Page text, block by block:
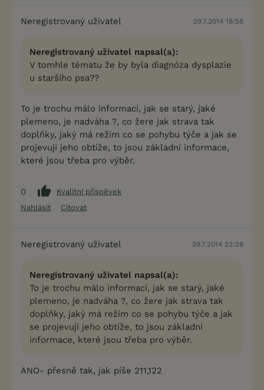
Neregistrovaný uživatel 29.7.2014 18:58
Neregistrovaný uživatel napsal(a):
V tomhle tématu že by byla diagnóza dysplazie
u staršího psa??
To je trochu málo informací, jak se starý, jaké
plemeno, je nadváha ?, co žere jak strava tak
doplňky, jaký má režim co se pohybu týče a jak se
projevují jeho obtíže, to jsou základní informace,
které jsou třeba pro výběr.
0
Kvalitní příspěvek
Nahlásit
Citovat
Neregistrovaný uživatel 29.7.2014 22:28
Neregistrovaný uživatel napsal(a):
To je trochu málo informací, jak se starý, jaké
plemeno, je nadváha ?, co žere jak strava tak
doplňky, jaký má režim co se pohybu týče a jak
se projevují jeho obtíže, to jsou základní
informace, které jsou třeba pro výběr.
ANO- přesně tak, jak píše 211,122